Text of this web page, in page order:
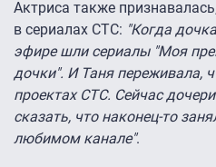
Актриса также
в сериалах СТС: "Когда
эфире шли сериалы "Моя
дочки". И Таня переживала,
проектах СТС. Сейчас
сказать, что наконец-то
любимом канале".